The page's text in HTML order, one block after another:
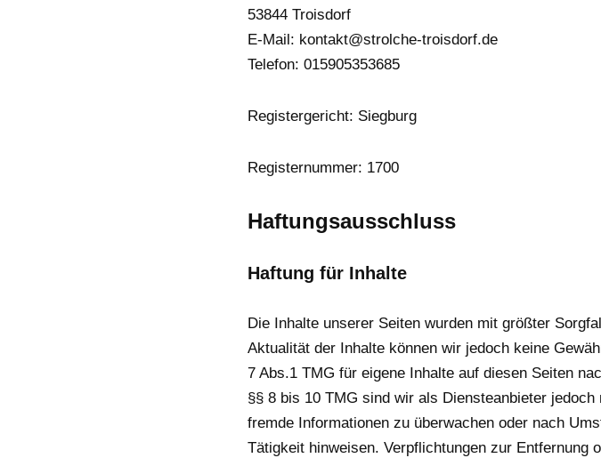
53844 Troisdorf
E-Mail: kontakt@strolche-troisdorf.de
Telefon: 015905353685
Registergericht: Siegburg
Registernummer: 1700
Haftungsausschluss
Haftung für Inhalte
Die Inhalte unserer Seiten wurden mit größter
Aktualität der Inhalte können wir jedoch keine
7 Abs.1 TMG für eigene Inhalte auf diesen Seiten
§§ 8 bis 10 TMG sind wir als Diensteanbieter
fremde Informationen zu überwachen oder nach
Tätigkeit hinweisen. Verpflichtungen zur Entfernung